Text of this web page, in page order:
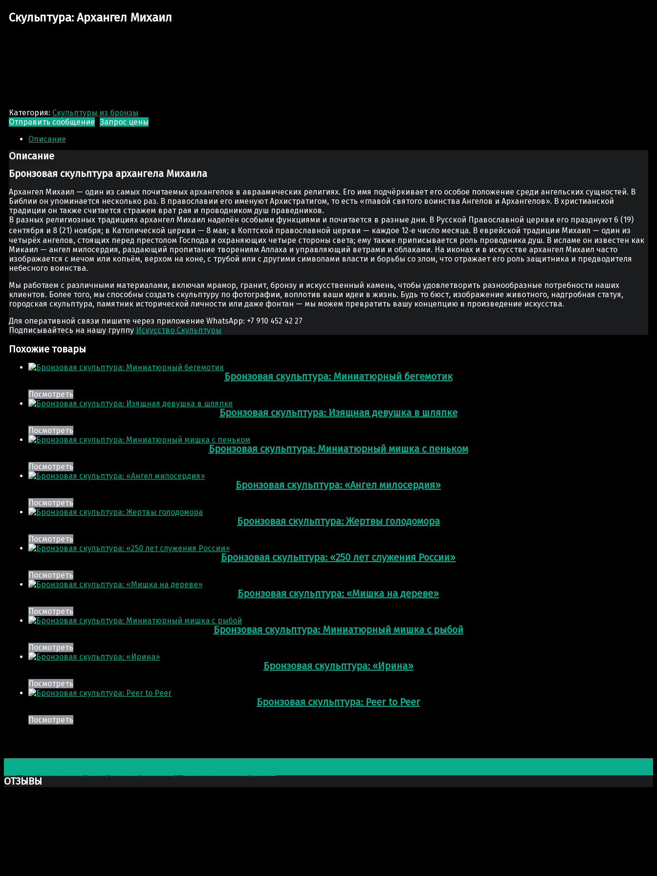
Скульптура: Архангел Михаил
Категория: Скульптуры из бронзы
Отправить сообщение Запрос цены
Описание
Описание
Бронзовая скульптура архангела Михаила
Архангел Михаил — один из самых почитаемых архангелов в авраамических религиях. Его имя подчёркивает его особое положение среди ангельских сущностей. В
Библии он упоминается несколько раз. В православии его именуют Архистратигом, то есть «главой святого воинства Ангелов и Архангелов». В христианской
традиции он также считается стражем врат рая и проводником душ праведников.
В разных религиозных традициях архангел Михаил наделён особыми функциями и почитается в разные дни. В Русской Православной церкви его празднуют 6 (19)
сентября и 8 (21) ноября; в Католической церкви — 8 мая; в Коптской православной церкви — каждое 12‑е число месяца. В еврейской традиции Михаил — один из
четырёх ангелов, стоящих перед престолом Господа и охраняющих четыре стороны света; ему также приписывается роль проводника душ. В исламе он известен как
Микаил — ангел милосердия, раздающий пропитание творениям Аллаха и управляющий ветрами и облаками. На иконах и в искусстве архангел Михаил часто
изображается с мечом или копьём, верхом на коне, с трубой или с другими символами власти и борьбы со злом, что отражает его роль защитника и предводителя
небесного воинства.
Мы работаем с различными материалами, включая мрамор, гранит, бронзу и искусственный камень, чтобы удовлетворить разнообразные потребности наших
клиентов. Более того, мы способны создать скульптуру по фотографии, воплотив ваши идеи в жизнь. Будь то бюст, изображение животного, надгробная статуя,
городская скульптура, памятник исторической личности или даже фонтан — мы можем превратить вашу концепцию в произведение искусства.
Для оперативной связи пишите через приложение WhatsApp: +7 910 452 42 27
Подписывайтесь на нашу группу Искусство Скульптуры
Похожие товары
Бронзовая скульптура: Миниатюрный бегемотик
Посмотреть
Бронзовая скульптура: Изящная девушка в шляпке
Посмотреть
Бронзовая скульптура: Миниатюрный мишка с пеньком
Посмотреть
Бронзовая скульптура: «Ангел милосердия»
Посмотреть
Бронзовая скульптура: Жертвы голодомора
Посмотреть
Бронзовая скульптура: «250 лет служения России»
Посмотреть
Бронзовая скульптура: «Мишка на дереве»
Посмотреть
Бронзовая скульптура: Миниатюрный мишка с рыбой
Посмотреть
Бронзовая скульптура: «Ирина»
Посмотреть
Бронзовая скульптура: Peer to Peer
Посмотреть
ОТЗЫВЫ